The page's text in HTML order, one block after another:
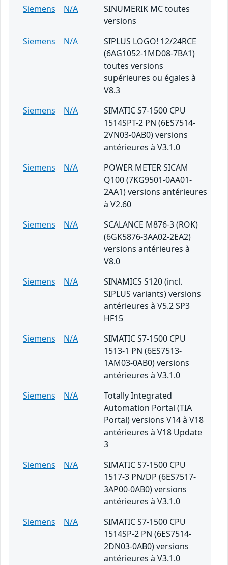
Siemens N/A
SINUMERIK MC toutes
versions
Siemens
N/A
SIPLUS LOGO! 12/24RCE
(6AG1052-1MD08-7BA1)
toutes versions
supérieures ou égales à
V8.3
Siemens
N/A
SIMATIC S7-1500 CPU
1514SPT-2 PN (6ES7514-
2VN03-0AB0) versions
antérieures à V3.1.0
Siemens
N/A
POWER METER SICAM
Q100 (7KG9501-0AA01-
2AA1) versions antérieures
à V2.60
Siemens
N/A
SCALANCE M876-3 (ROK)
(6GK5876-3AA02-2EA2)
versions antérieures à
V8.0
Siemens
N/A
SINAMICS S120 (incl.
SIPLUS variants) versions
antérieures à V5.2 SP3
HF15
Siemens
N/A
SIMATIC S7-1500 CPU
1513-1 PN (6ES7513-
1AM03-0AB0) versions
antérieures à V3.1.0
Siemens
N/A
Totally Integrated
Automation Portal (TIA
Portal) versions V14 à V18
antérieures à V18 Update
3
Siemens
N/A
SIMATIC S7-1500 CPU
1517-3 PN/DP (6ES7517-
3AP00-0AB0) versions
antérieures à V3.1.0
Siemens
N/A
SIMATIC S7-1500 CPU
1514SP-2 PN (6ES7514-
2DN03-0AB0) versions
antérieures à V3.1.0